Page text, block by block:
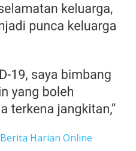
Berita Harian Online